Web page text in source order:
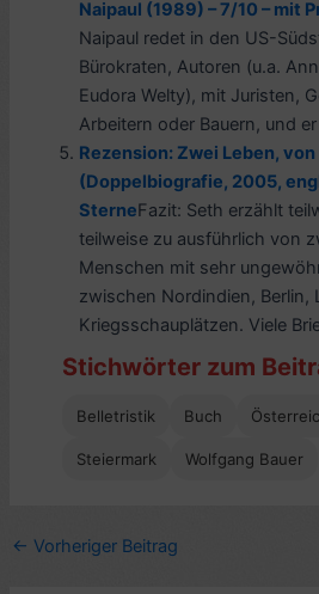
Naipaul (1989) – 7/10 – mit
Naipaul redet in den US-
Bürokraten, Autoren (u.a.
Eudora Welty), mit Juristen,
Arbeitern oder Bauern, und
Rezension: Zwei Leben,
(Doppelbiografie, 2005,
SterneFazit: Seth erzählt
teilweise zu ausführlich von
Menschen mit sehr
zwischen Nordindien,
Kriegsschauplätzen. Viele
Stichwörter zum
Belletristik Buch
Steiermark Wolfgang Bauer
← Vorheriger Beitrag